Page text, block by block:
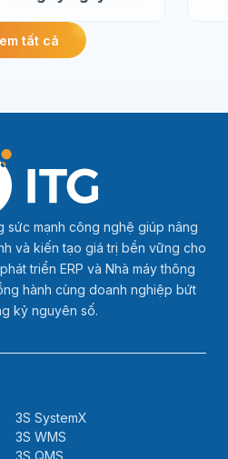
tất cả
sức mạnh công nghệ giúp nâng
và kiến tạo giá trị bền vững cho
triển ERP và Nhà máy thông
hành cùng doanh nghiệp bứt
kỷ nguyên số.
3S SystemX
3S WMS
3S QMS